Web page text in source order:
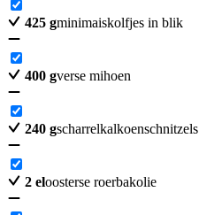
425 gminimaiskolfjes in blik
400 gverse mihoen
240 gscharrelkalkoenschnitzels
2 eloosterse roerbakolie